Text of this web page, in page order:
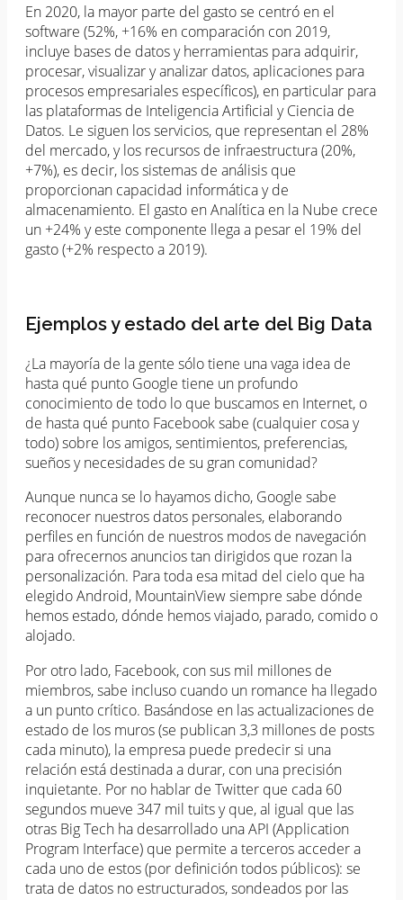
En 2020, la mayor parte del gasto se centró en el
software (52%, +16% en comparación con 2019,
incluye bases de datos y herramientas para adquirir,
procesar, visualizar y analizar datos, aplicaciones para
procesos empresariales específicos), en particular para
las plataformas de Inteligencia Artificial y Ciencia de
Datos. Le siguen los servicios, que representan el 28%
del mercado, y los recursos de infraestructura (20%,
+7%), es decir, los sistemas de análisis que
proporcionan capacidad informática y de
almacenamiento. El gasto en Analítica en la Nube crece
un +24% y este componente llega a pesar el 19% del
gasto (+2% respecto a 2019).
Ejemplos y estado del arte del Big Data
¿La mayoría de la gente sólo tiene una vaga idea de
hasta qué punto Google tiene un profundo
conocimiento de todo lo que buscamos en Internet, o
de hasta qué punto Facebook sabe (cualquier cosa y
todo) sobre los amigos, sentimientos, preferencias,
sueños y necesidades de su gran comunidad?
Aunque nunca se lo hayamos dicho, Google sabe
reconocer nuestros datos personales, elaborando
perfiles en función de nuestros modos de navegación
para ofrecernos anuncios tan dirigidos que rozan la
personalización. Para toda esa mitad del cielo que ha
elegido Android, MountainView siempre sabe dónde
hemos estado, dónde hemos viajado, parado, comido o
alojado.
Por otro lado, Facebook, con sus mil millones de
miembros, sabe incluso cuando un romance ha llegado
a un punto crítico. Basándose en las actualizaciones de
estado de los muros (se publican 3,3 millones de posts
cada minuto), la empresa puede predecir si una
relación está destinada a durar, con una precisión
inquietante. Por no hablar de Twitter que cada 60
segundos mueve 347 mil tuits y que, al igual que las
otras Big Tech ha desarrollado una API (Application
Program Interface) que permite a terceros acceder a
cada uno de estos (por definición todos públicos): se
trata de datos no estructurados, sondeados por las